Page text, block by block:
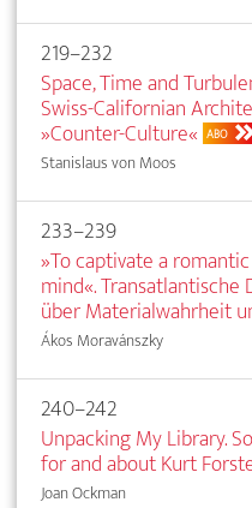
219–232
Space, Time and
Swiss-Californian
»Counter-Culture« ABO
Stanislaus von Moos
233–239
»To captivate a
mind«. Transatlantische
über Materialwahrheit
Ákos Moravánszky
240–242
Unpacking My Library.
for and about Kurt
Joan Ockman